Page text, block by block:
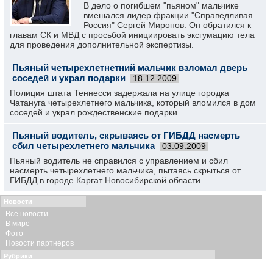
В дело о погибшем "пьяном" мальчике
вмешался лидер фракции "Справедливая
Россия" Сергей Миронов. Он обратился к
главам СК и МВД с просьбой инициировать эксгумацию тела
для проведения дополнительной экспертизы.
Пьяный четырехлетнетний мальчик взломал дверь
соседей и украл подарки
18.12.2009
Полиция штата Теннесси задержала на улице городка
Чатануга четырехлетнего мальчика, который вломился в дом
соседей и украл рождественские подарки.
Пьяный водитель, скрываясь от ГИБДД насмерть
сбил четырехлетнего мальчика
03.09.2009
Пьяный водитель не справился с управлением и сбил
насмерть четырехлетнего мальчика, пытаясь скрыться от
ГИБДД в городе Каргат Новосибирской области.
Новости
Все новости
В мире
Фото
Новости партнеров
Рубрики